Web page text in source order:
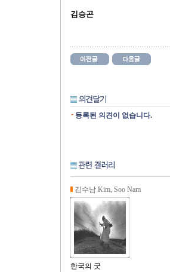
김승곤
등록된 의견이 없습니다.
김수남 Kim, Soo Nam
한국의 굿